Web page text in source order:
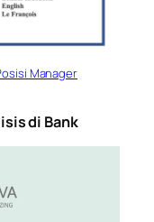
Manager
di Bank